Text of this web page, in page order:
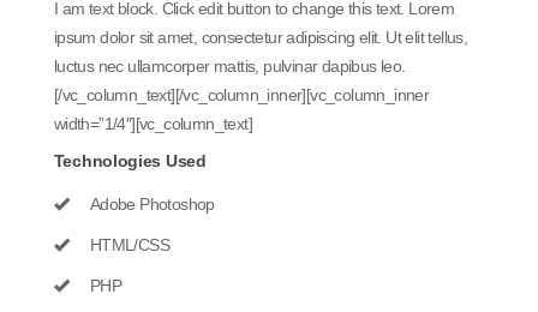
I am text block. Click edit button to change this text. Lorem
ipsum dolor sit amet, consectetur adipiscing elit. Ut elit tellus,
luctus nec ullamcorper mattis, pulvinar dapibus leo.
[/vc_column_text][/vc_column_inner][vc_column_inner
width=”1/4″][vc_column_text]
Technologies Used
Adobe Photoshop
HTML/CSS
PHP